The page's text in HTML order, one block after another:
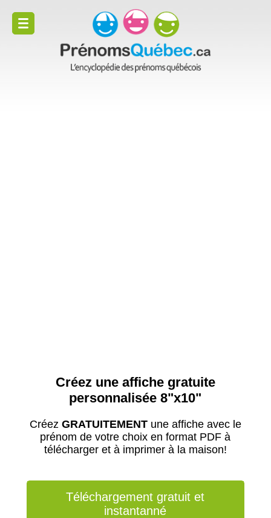
Créez une affiche gratuite
personnalisée 8"x10"
Créez GRATUITEMENTune affiche avec le
prénom de votre choix en format PDF à
télécharger et à imprimer à la maison!
Téléchargement gratuit et
instantanné